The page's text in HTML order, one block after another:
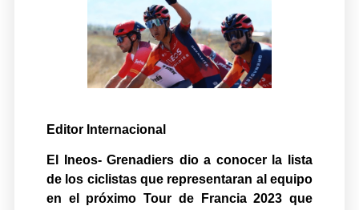
Editor Internacional
El Ineos- Grenadiers dio a conocer la lista
de los ciclistas que representaran al equipo
en el próximo Tour de Francia 2023 que